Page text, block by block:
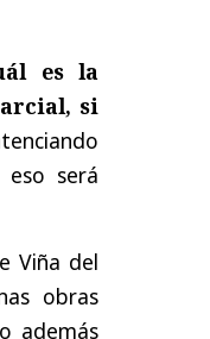
es la
si
será
Viña del
obras
además